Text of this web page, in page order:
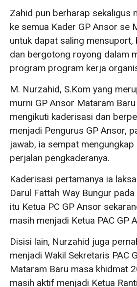
Zahid pun berharap sekaligus
ke semua Kader GP Ansor se
untuk dapat saling mensuport,
dan bergotong royong dalam
program program kerja
M. Nurzahid, S.Kom yang
murni GP Ansor Mataram
mengikuti kaderisasi dan
menjadi Pengurus GP Ansor,
jawab, ia sempat mengungkap
perjalan pengkaderanya.
Kaderisasi pertamanya ia
Darul Fattah Way Bungur
itu Ketua PC GP Ansor
masih menjadi Ketua PAC GP
Disisi lain, Nurzahid juga
menjadi Wakil Sekretaris PAC
Mataram Baru masa khidmat
masih aktif menjadi Ketua